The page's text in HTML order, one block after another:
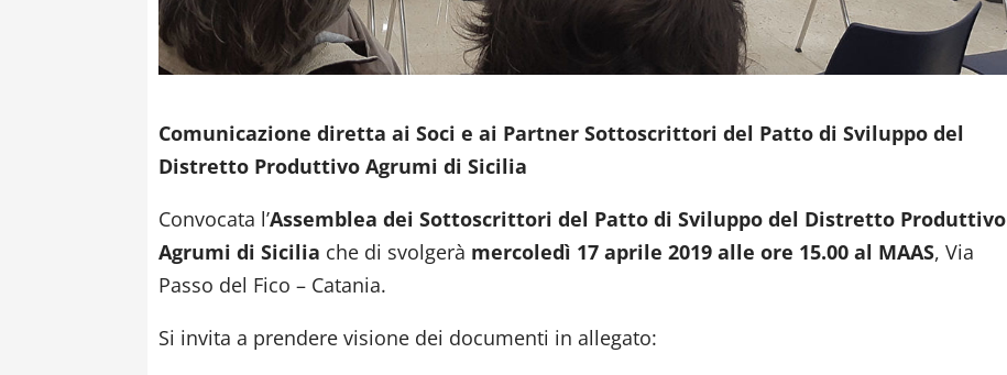
Comunicazione diretta ai Soci e ai Partner Sottoscrittori del Patto di Sviluppo del
Distretto Produttivo Agrumi di Sicilia
Convocata l’Assemblea dei Sottoscrittori del Patto di Sviluppo del Distretto Produttivo
Agrumi di Sicilia che di svolgerà mercoledì 17 aprile 2019 alle ore 15.00 al MAAS, Via
Passo del Fico – Catania.
Si invita a prendere visione dei documenti in allegato: